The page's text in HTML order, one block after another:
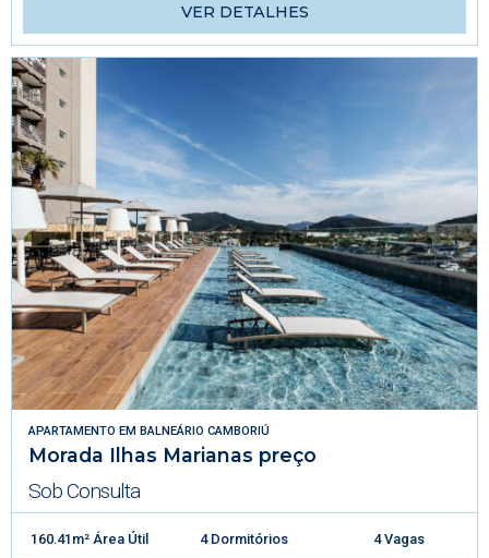
VER DETALHES
APARTAMENTO EM BALNEÁRIO CAMBORIÚ
Morada Ilhas Marianas preço
Sob Consulta
160.41m² Área Útil 4 Dormitórios 4 Vagas